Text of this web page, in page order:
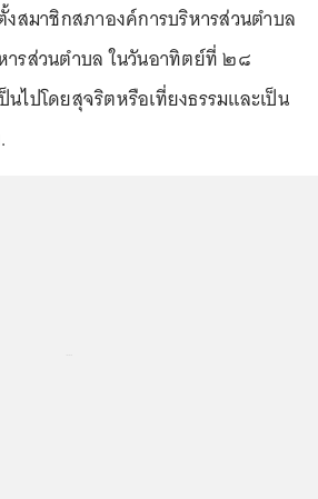
งสมาชิกสภาองค์การบริหารส่วนตําบล
ารส่วนตําบล ในวันอาทิตย์ที่ ๒๘
ปโดยสุจริตหรือเที่ยงธรรมและเป็น